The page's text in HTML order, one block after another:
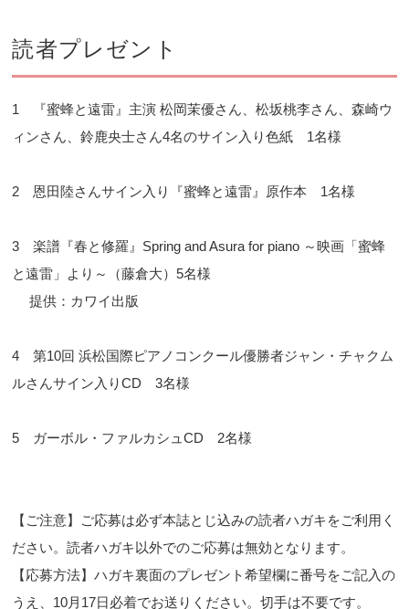
読者プレゼント
1 『蜜蜂と遠雷』主演 松岡茉優さん、松坂桃李さん、森崎ウ
ィンさん、鈴鹿央士さん4名のサイン入り色紙 1名様
2 恩田陸さんサイン入り『蜜蜂と遠雷』原作本 1名様
3 楽譜『春と修羅』Spring and Asura for piano ～映画「蜜蜂
と遠雷」より～（藤倉大）5名様
提供：カワイ出版
4 第10回 浜松国際ピアノコンクール優勝者ジャン・チャクム
ルさんサイン入りCD 3名様
5 ガーボル・ファルカシュCD 2名様
【ご注意】ご応募は必ず本誌とじ込みの読者ハガキをご利用く
ださい。読者ハガキ以外でのご応募は無効となります。
【応募方法】ハガキ裏面のプレゼント希望欄に番号をご記入の
うえ、10月17日必着でお送りください。切手は不要です。